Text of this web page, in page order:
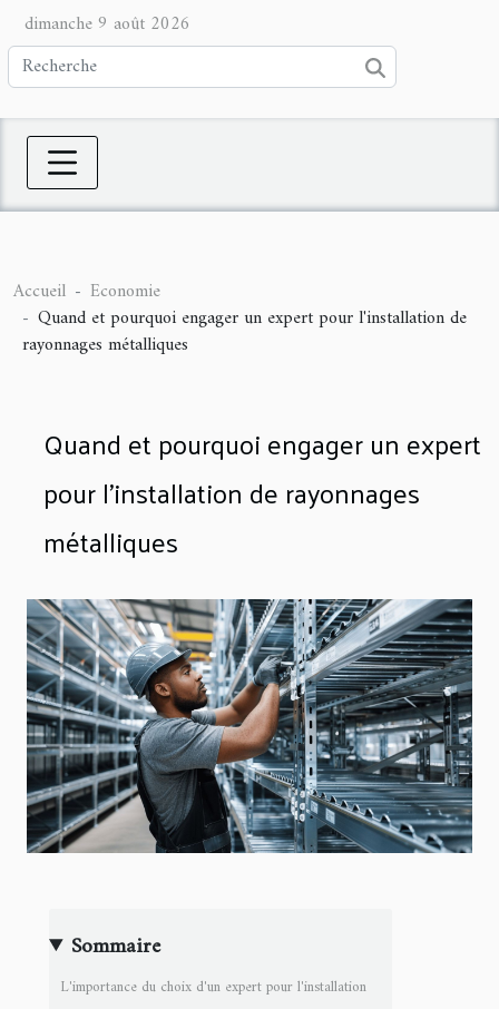
dimanche 9 août 2026
Accueil
Economie
Quand et pourquoi engager un expert pour l'installation de
rayonnages métalliques
Quand et pourquoi engager un expert
pour l'installation de rayonnages
métalliques
Sommaire
L'importance du choix d'un expert pour l'installation